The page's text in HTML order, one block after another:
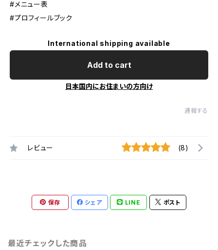
#メニュー表
#プロフィールブック
International shipping available
Add to cart
日本国内にお住まいの方向け
通報する
レビュー (8)
保存 シェア LINE ポスト
最近チェックした商品